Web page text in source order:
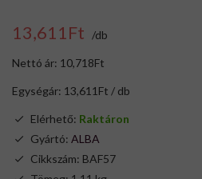
13,611Ft /db
Nettó ár: 10,718Ft
Egységár: 13,611Ft / db
Elérhető: Raktáron
Gyártó: ALBA
Cikkszám: BAF57